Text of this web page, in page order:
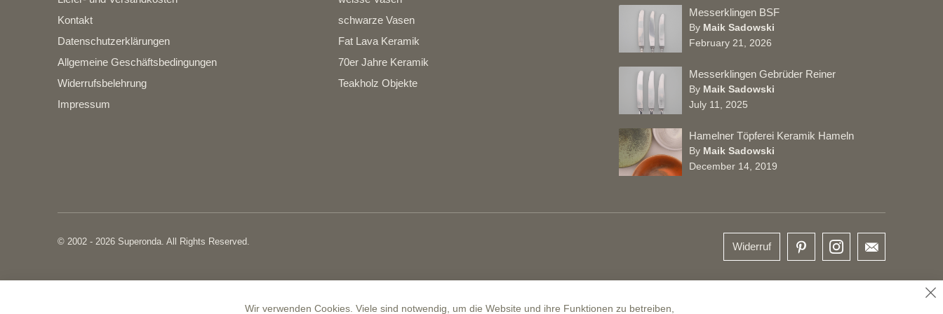
Kontakt
Datenschutzerklärungen
Allgemeine Geschäftsbedingungen
Widerrufsbelehrung
Impressum
schwarze Vasen
Fat Lava Keramik
70er Jahre Keramik
Teakholz Objekte
Messerklingen BSF
By Maik Sadowski
February 21, 2026
Messerklingen Gebrüder Reiner
By Maik Sadowski
July 11, 2025
Hamelner Töpferei Keramik Hameln
By Maik Sadowski
December 14, 2019
© 2002 - 2026 Superonda. All Rights Reserved. Widerruf
Wir verwenden Cookies. Viele sind notwendig, um die Website und ihre Funktionen zu betreiben,